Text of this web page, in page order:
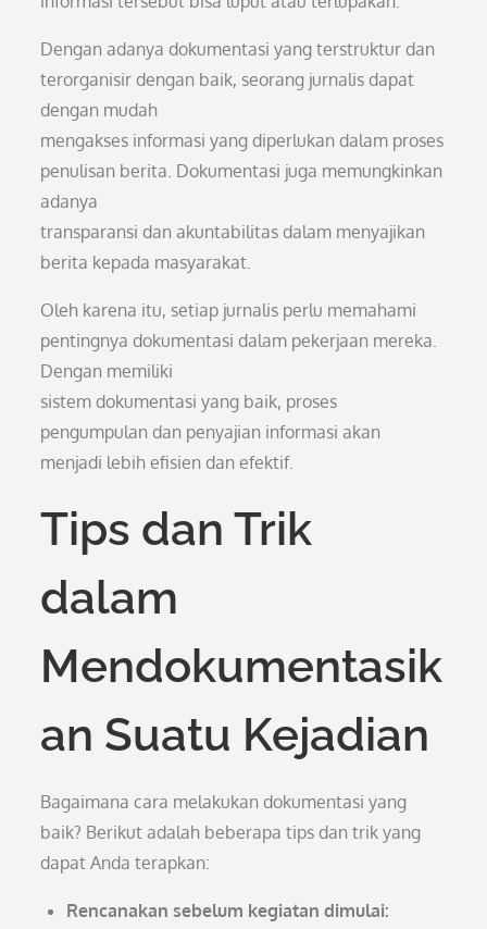
Dengan adanya dokumentasi yang terstruktur dan
terorganisir dengan baik, seorang jurnalis dapat
dengan mudah
mengakses informasi yang diperlukan dalam proses
penulisan berita. Dokumentasi juga memungkinkan
adanya
transparansi dan akuntabilitas dalam menyajikan
berita kepada masyarakat.
Oleh karena itu, setiap jurnalis perlu memahami
pentingnya dokumentasi dalam pekerjaan mereka.
Dengan memiliki
sistem dokumentasi yang baik, proses
pengumpulan dan penyajian informasi akan
menjadi lebih efisien dan efektif.
Tips dan Trik
dalam
Mendokumentasik
an Suatu Kejadian
Bagaimana cara melakukan dokumentasi yang
baik? Berikut adalah beberapa tips dan trik yang
dapat Anda terapkan:
Rencanakan sebelum kegiatan dimulai: